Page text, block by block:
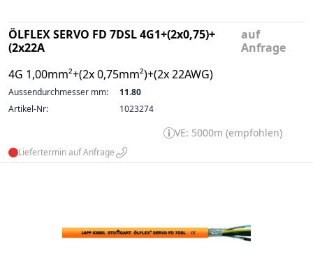
ÖLFLEX SERVO FD 7DSL 4G1+(2x0,75)+
(2x22A
4G 1,00mm²+(2x 0,75mm²)+(2x 22AWG)
auf
Anfrage
Aussendurchmesser mm:
11.80
Artikel-Nr:
1023274
VE: 5000m (empfohlen)
Liefertermin auf Anfrage